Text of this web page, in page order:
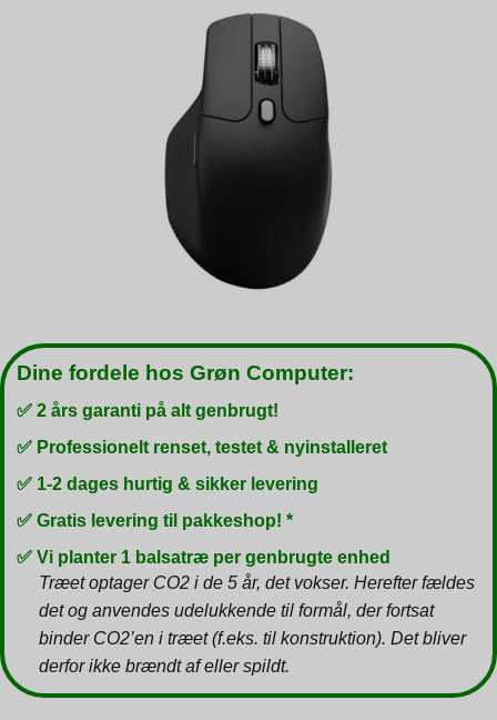
Dine fordele hos Grøn Computer:
✅ 2 års garanti på alt genbrugt!
✅ Professionelt renset, testet & nyinstalleret
✅ 1-2 dages hurtig & sikker levering
✅ Gratis levering til pakkeshop! *
✅ Vi planter 1 balsatræ per genbrugte enhed
Træet optager CO2 i de 5 år, det vokser. Herefter fældes
det og anvendes udelukkende til formål, der fortsat
binder CO2’en i træet (f.eks. til konstruktion). Det bliver
derfor ikke brændt af eller spildt.